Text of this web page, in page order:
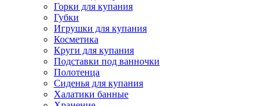
Горки для купания
Губки
Игрушки для купания
Косметика
Круги для купания
Подставки под ванночки
Полотенца
Сиденья для купания
Халатики банные